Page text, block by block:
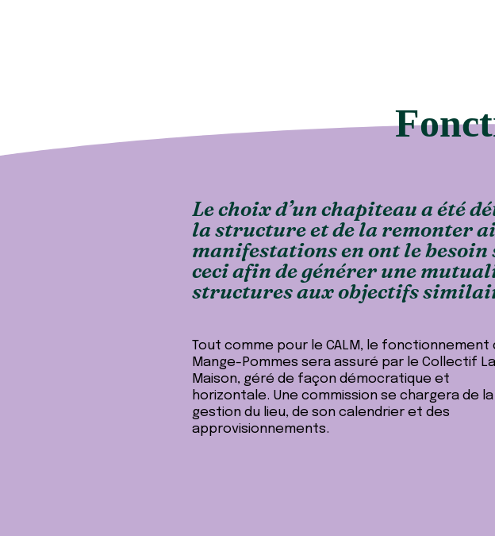
Le choix d’un chapiteau a été
la structure et de la remonter
manifestations en ont le
ceci afin de générer une
structures aux objectifs
Tout comme pour le CALM, le fonctionnement
Mange-Pommes sera assuré par le Collectif La
Maison, géré de façon démocratique et
horizontale. Une commission se chargera de la
gestion du lieu, de son calendrier et des
approvisionnements.